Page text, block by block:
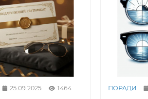
25.09.2025 1464 ПОРАДИ